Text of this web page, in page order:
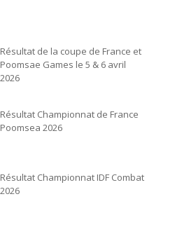
Résultat de la coupe de France et
Poomsae Games le 5 & 6 avril
2026
Résultat Championnat de France
Poomsea 2026
Résultat Championnat IDF Combat
2026